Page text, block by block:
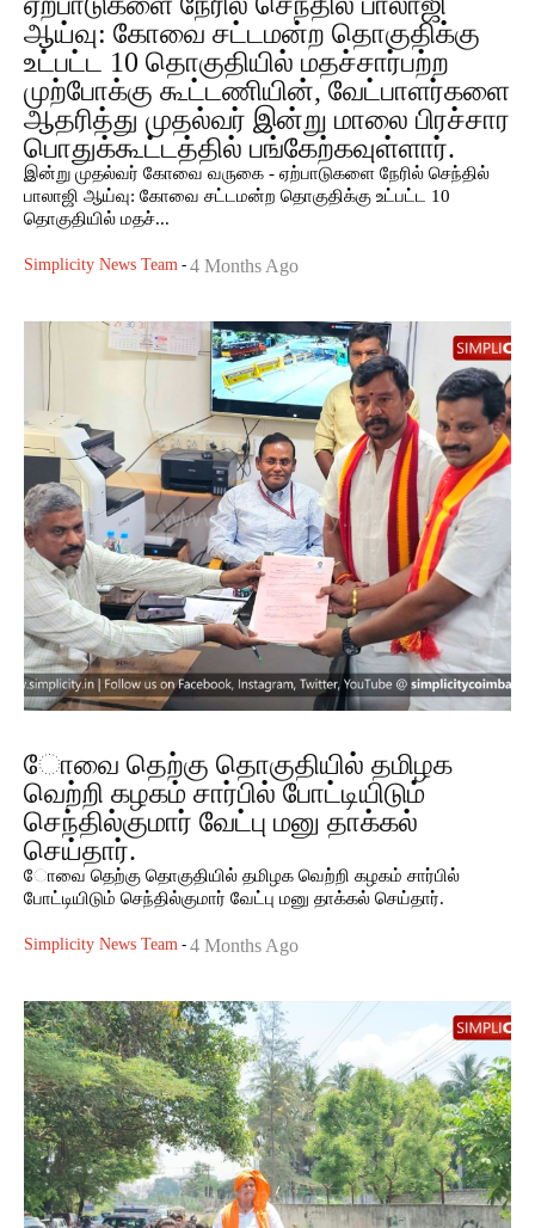
ஆய்வு: கோவை சட்டமன்ற தொகுதிக்கு
உட்பட்ட 10 தொகுதியில் மதச்சார்பற்ற
முற்போக்கு கூட்டணியின், வேட்பாளர்களை
ஆதரித்து முதல்வர் இன்று மாலை பிரச்சார
பொதுக்கூட்டத்தில் பங்கேற்கவுள்ளார்.
இன்று முதல்வர் கோவை வருகை - ஏற்பாடுகளை நேரில் செந்தில்
பாலாஜி ஆய்வு: கோவை சட்டமன்ற தொகுதிக்கு உட்பட்ட 10
தொகுதியில் மதச்...
Simplicity News Team - 4 Months Ago
ோவை தெற்கு தொகுதியில் தமிழக
வெற்றி கழகம் சார்பில் போட்டியிடும்
செந்தில்குமார் வேட்பு மனு தாக்கல்
செய்தார்.
ோவை தெற்கு தொகுதியில் தமிழக வெற்றி கழகம் சார்பில்
போட்டியிடும் செந்தில்குமார் வேட்பு மனு தாக்கல் செய்தார்.
Simplicity News Team - 4 Months Ago